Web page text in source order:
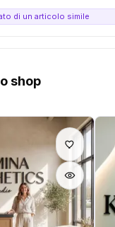
di un articolo simile
shop